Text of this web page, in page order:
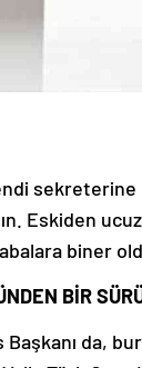
Eskiden
biner
BİR
Başkanı da,